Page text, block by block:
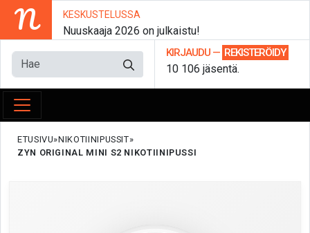
N KESKUSTELUSSA
Nuuskaaja 2026 on julkaistu!
KIRJAUDU — REKISTERÖIDY
10 106 jäsentä.
ETUSIVU NIKOTIINIPUSSIT
ZYN ORIGINAL MINI S2 NIKOTIINIPUSSI